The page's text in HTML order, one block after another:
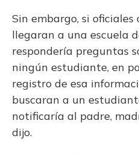
Sin embargo, si
llegaran a una escuela
respondería preguntas
ningún estudiante, en
registro de esa
buscaran a un
notificaría al padre,
dijo.